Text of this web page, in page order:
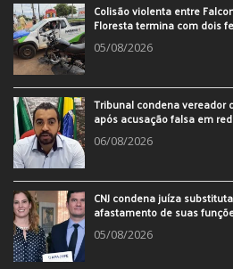
Colisão violenta entre
Floresta termina com dois
05/08/2026
Tribunal condena vereador
após acusação falsa em
06/08/2026
CNJ condena juíza
afastamento de suas
05/08/2026